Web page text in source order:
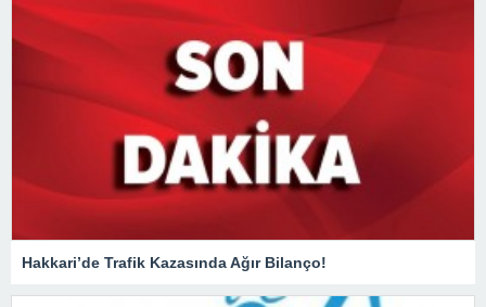
Hakkari’de Trafik Kazasında Ağır Bilanço!